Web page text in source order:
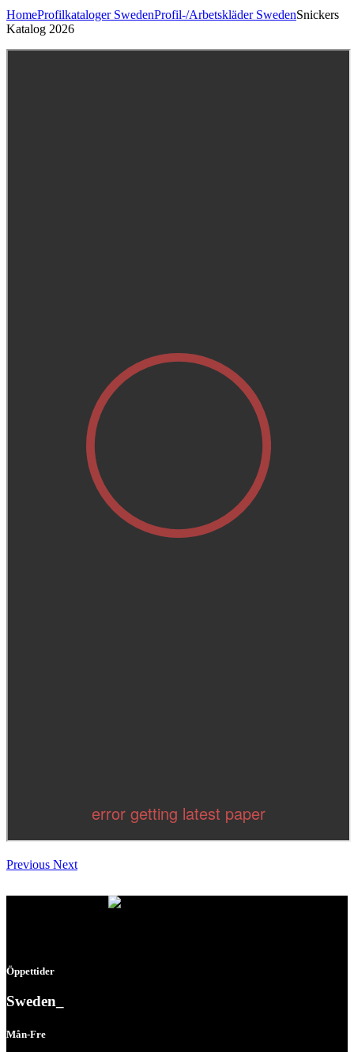
HomeProfilkataloger SwedenProfil-/Arbetskläder SwedenSnickers
Katalog 2026
Previous Next
Öppettider
Sweden_
Mån-Fre